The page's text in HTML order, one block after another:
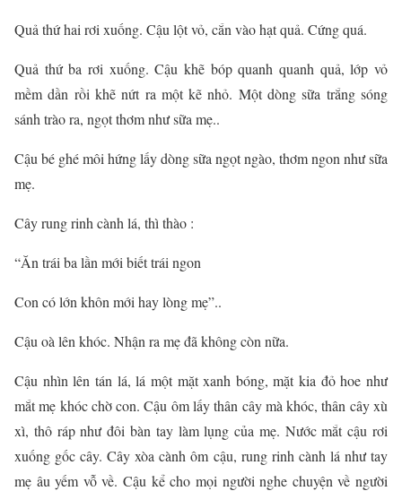
Quả thứ hai rơi xuống. Cậu lột vỏ, cắn vào hạt quả. Cứng quá.
Quả thứ ba rơi xuống. Cậu khẽ bóp quanh quanh quả, lớp vỏ
mềm dần rồi khẽ nứt ra một kẽ nhỏ. Một dòng sữa trắng sóng
sánh trào ra, ngọt thơm như sữa mẹ..
Cậu bé ghé môi hứng lấy dòng sữa ngọt ngào, thơm ngon như sữa
mẹ.
Cây rung rinh cành lá, thì thào :
“Ăn trái ba lần mới biết trái ngon
Con có lớn khôn mới hay lòng mẹ”..
Cậu oà lên khóc. Nhận ra mẹ đã không còn nữa.
Cậu nhìn lên tán lá, lá một mặt xanh bóng, mặt kia đỏ hoe như
mắt mẹ khóc chờ con. Cậu ôm lấy thân cây mà khóc, thân cây xù
xì, thô ráp như đôi bàn tay làm lụng của mẹ. Nước mắt cậu rơi
xuống gốc cây. Cây xòa cành ôm cậu, rung rinh cành lá như tay
mẹ âu yếm vỗ về. Cậu kể cho mọi người nghe chuyện về người